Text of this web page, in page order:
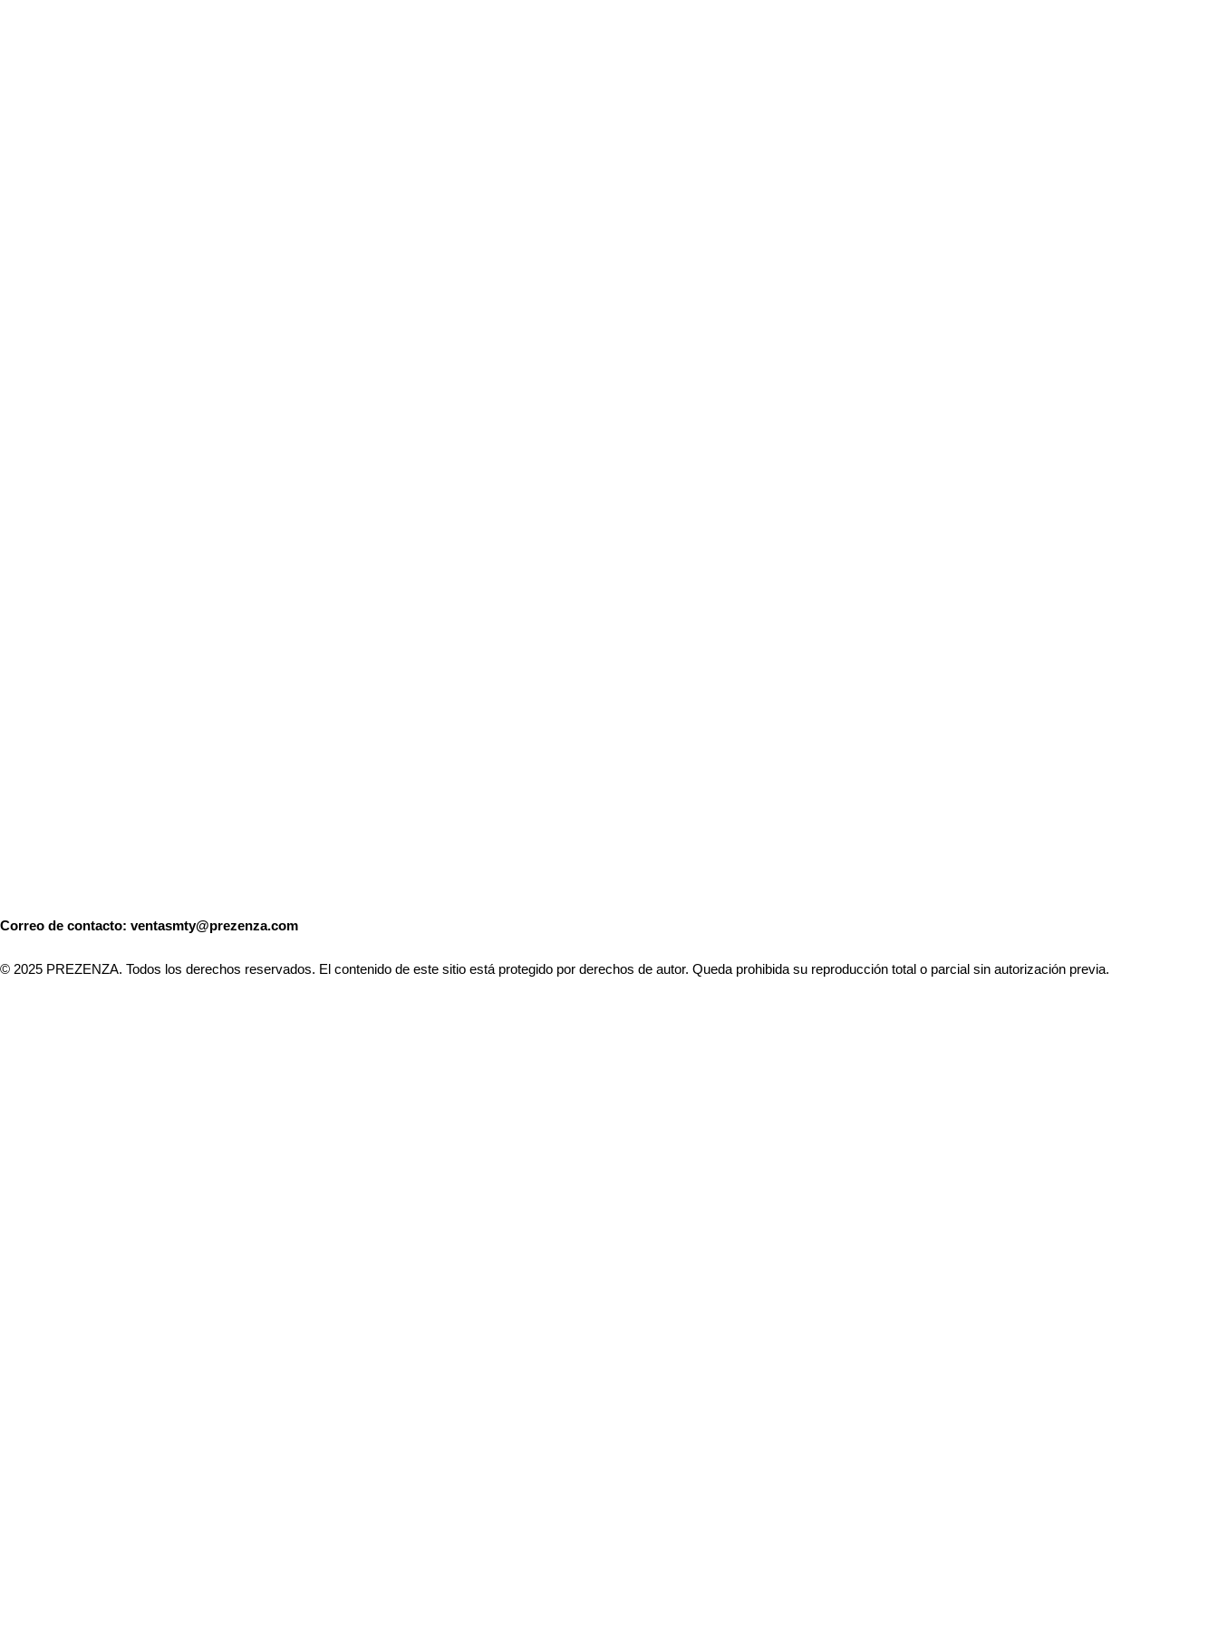
Correo de contacto: ventasmty@prezenza.com
© 2025 PREZENZA. Todos los derechos reservados. El contenido de este sitio está protegido por derechos de autor. Queda prohibida su reproducción total o parcial sin autorización previa.